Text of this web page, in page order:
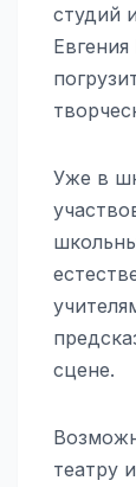
студий
Уже в
сцене.
театру